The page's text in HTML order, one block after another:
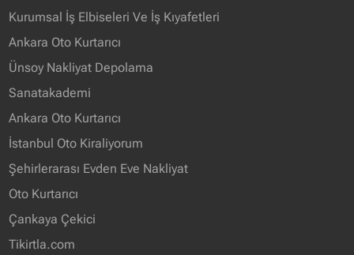
Kurumsal İş Elbiseleri Ve İş Kıyafetleri
Ankara Oto Kurtarıcı
Ünsoy Nakliyat Depolama
Sanatakademi
Ankara Oto Kurtarıcı
İstanbul Oto Kiraliyorum
Şehirlerarası Evden Eve Nakliyat
Oto Kurtarıcı
Çankaya Çekici
Tikirtla.com